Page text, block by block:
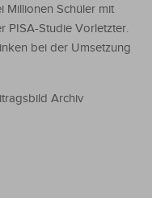
Millionen Schüler mit
PISA-Studie Vorletzter.
bei der Umsetzung
Archiv